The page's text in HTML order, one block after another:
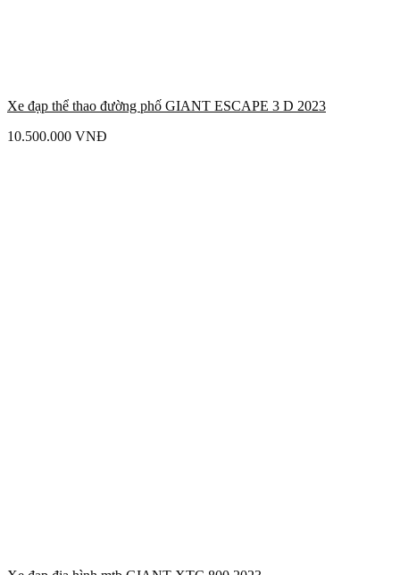
Xe đạp thể thao đường phố GIANT ESCAPE 3 D 2023
10.500.000 VNĐ